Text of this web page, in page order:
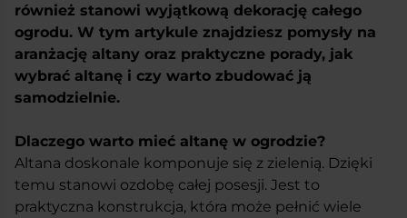
również stanowi wyjątkową dekorację całego
ogrodu. W tym artykule znajdziesz pomysły na
aranżację altany oraz praktyczne porady, jak
wybrać altanę i czy warto zbudować ją
samodzielnie.
Dlaczego warto mieć altanę w ogrodzie?
Altana doskonale komponuje się z zielenią. Dzięki
temu stanowi ozdobę całej posesji. Jest to
praktyczna konstrukcja, która może pełnić wiele